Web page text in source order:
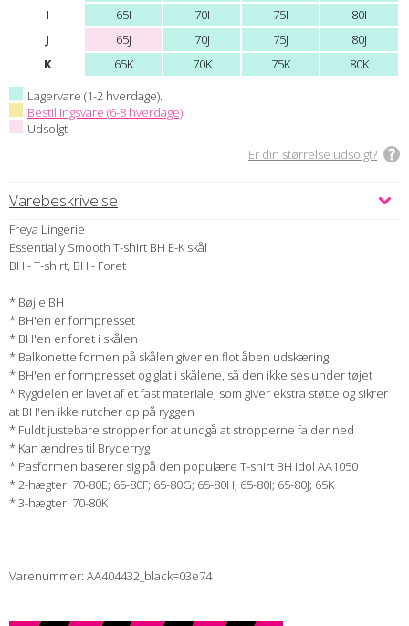
I
65I 70I 75I
80I
J
65J 70J 75J
80J
K
65K 70K 75K
80K
Lagervare (1-2 hverdage).
Bestillingsvare (6-8 hverdage)
Udsolgt
Er din størrelse udsolgt?
Varebeskrivelse
Freya Lingerie
Essentially Smooth T-shirt BH E-K skål
BH - T-shirt, BH - Foret
* Bøjle BH
* BH'en er formpresset
* BH'en er foret i skålen
* Balkonette formen på skålen giver en flot åben udskæring
* BH'en er formpresset og glat i skålene, så den ikke ses under tøjet
* Rygdelen er lavet af et fast materiale, som giver ekstra støtte og sikrer
at BH'en ikke rutcher op på ryggen
* Fuldt justebare stropper for at undgå at stropperne falder ned
* Kan ændres til Bryderryg
* Pasformen baserer sig på den populære T-shirt BH Idol AA1050
* 2-hægter: 70-80E; 65-80F; 65-80G; 65-80H; 65-80I; 65-80J; 65K
* 3-hægter: 70-80K
Varenummer: AA404432_black=03e74